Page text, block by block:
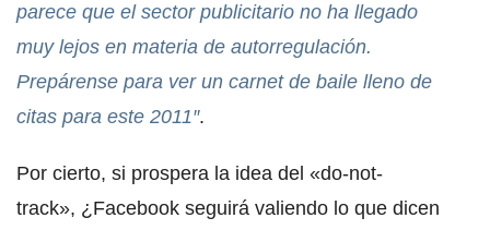
parece que el sector publicitario no ha llegado
muy lejos en materia de autorregulación.
Prepárense para ver un carnet de baile lleno de
citas para este 2011″.
Por cierto, si prospera la idea del «do-not-
track», ¿Facebook seguirá valiendo lo que dicen